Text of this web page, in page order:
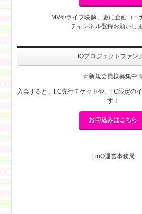
MVやライブ映像、更に企画コー
チャンネル登録お願いし
IQプロジェクトファン
☆新規会員様募集中
入会すると、FC先行チケットや、FC限定の
す！
お申込みはこちら
LinQ運営事務局